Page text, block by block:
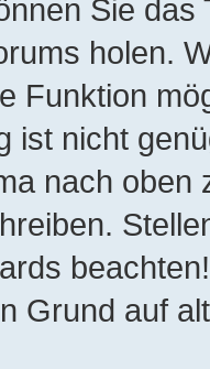
Sie
holen.
Funktion
ist nicht
nach oben
Grund auf